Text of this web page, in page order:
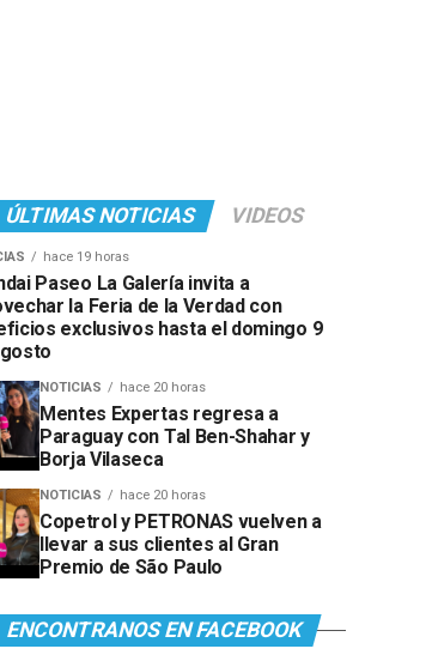
ÚLTIMAS NOTICIAS VIDEOS
hace 19 horas
Paseo La Galería invita a
la Feria de la Verdad con
exclusivos hasta el domingo 9
NOTICIAS hace 20 horas
Mentes Expertas regresa a
Paraguay con Tal Ben-Shahar y
Borja Vilaseca
NOTICIAS hace 20 horas
Copetrol y PETRONAS vuelven a
llevar a sus clientes al Gran
Premio de São Paulo
ENCONTRANOS EN FACEBOOK